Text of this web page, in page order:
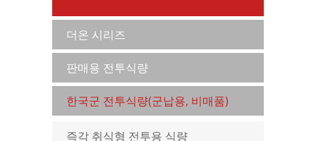
더온 시리즈
판매용 전투식량
한국군 전투식량(군납용, 비매품)
즉각 취식형 전투용 식량